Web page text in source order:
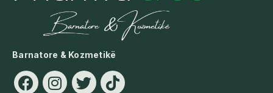
Barnatore & Kozmetikë